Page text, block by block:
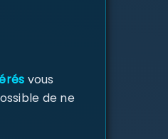
vous
de ne